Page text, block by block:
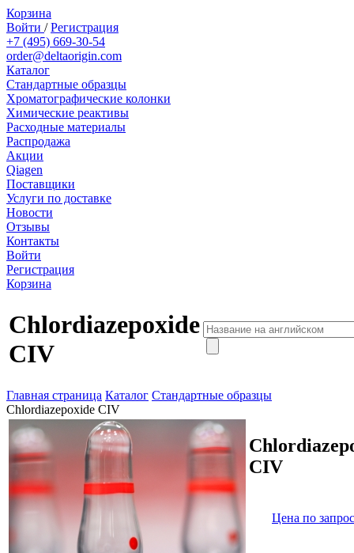
Корзина
Войти /Регистрация
+7 (495) 669-30-54
order@deltaorigin.com
Каталог
Стандартные образцы
Хроматографические колонки
Химические реактивы
Расходные материалы
Распродажа
Акции
Qiagen
Поставщики
Услуги по доставке
Новости
Отзывы
Контакты
Войти
Регистрация
Корзина
Chlordiazepoxide
CIV
Главная страница Каталог Стандартные образцы
Chlordiazepoxide CIV
CIV
Цена по